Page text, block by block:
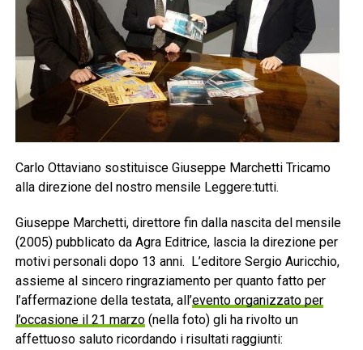
Carlo Ottaviano sostituisce Giuseppe Marchetti Tricamo
alla direzione del nostro mensile Leggere:tutti.
Giuseppe Marchetti, direttore fin dalla nascita del mensile
(2005) pubblicato da Agra Editrice, lascia la direzione per
motivi personali dopo 13 anni. L’editore Sergio Auricchio,
assieme al sincero ringraziamento per quanto fatto per
l’affermazione della testata, all’evento organizzato per
l’occasione il 21 marzo(nella foto) gli ha rivolto un
affettuoso saluto ricordando i risultati raggiunti: